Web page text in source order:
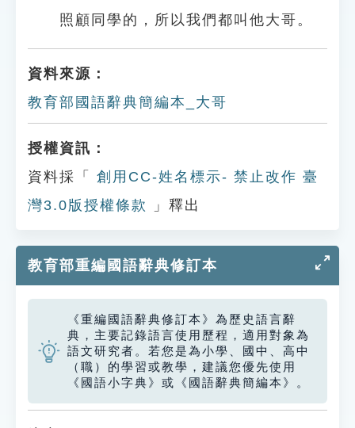
照顧同學的，所以我們都叫他大哥。
資料來源：
教育部國語辭典簡編本_大哥
授權資訊：
資料採「
創用CC-姓名標示- 禁止改作 臺
灣3.0版授權條款
」釋出
教育部重編國語辭典修訂本
《重編國語辭典修訂本》為歷史語言辭
典，主要記錄語言使用歷程，適用對象為
語文研究者。若您是為小學、國中、高中
（職）的學習或教學，建議您優先使用
《國語小字典》或《國語辭典簡編本》。